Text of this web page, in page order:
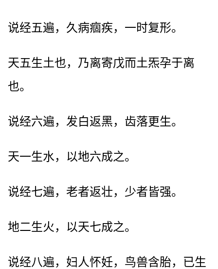
说经五遍，久病痼疾，一时复形。
天五生土也，乃离寄戊而土炁孕于离
也。
说经六遍，发白返黑，齿落更生。
天一生水，以地六成之。
说经七遍，老者返壮，少者皆强。
地二生火，以天七成之。
说经八遍，妇人怀妊，鸟兽含胎，已生